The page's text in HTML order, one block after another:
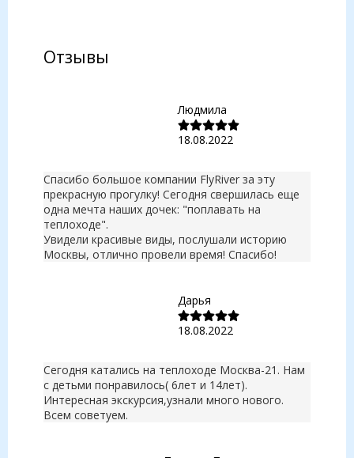
Отзывы
Людмила
18.08.2022
Спасибо большое компании FlyRiver за эту
прекрасную прогулку! Сегодня свершилась еще
одна мечта наших дочек: "поплавать на
теплоходе".
Увидели красивые виды, послушали историю
Москвы, отлично провели время! Спасибо!
Дарья
18.08.2022
Сегодня катались на теплоходе Москва-21. Нам
с детьми понравилось( 6лет и 14лет).
Интересная экскурсия,узнали много нового.
Всем советуем.